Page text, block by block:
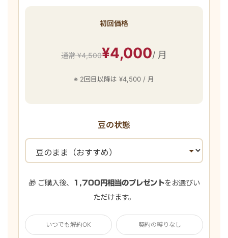
初回価格
通常 ¥4,500¥4,000/ 月
※ 2回目以降は ¥4,500 / 月
豆の状態
🎁 ご購入後、 1,700円相当のプレゼントをお選びい
ただけます。
いつでも解約OK 契約の縛りなし